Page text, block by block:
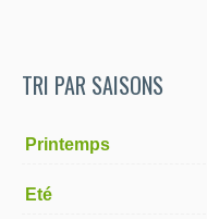
TRI PAR SAISONS
1 Printemps
2 Eté